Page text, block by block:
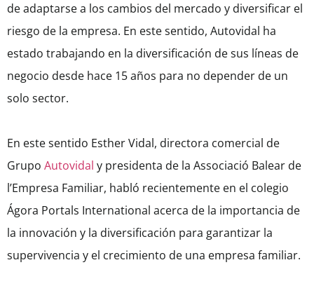
de adaptarse a los cambios del mercado y diversificar el
riesgo de la empresa. En este sentido, Autovidal ha
estado trabajando en la diversificación de sus líneas de
negocio desde hace 15 años para no depender de un
solo sector.
En este sentido Esther Vidal, directora comercial de
Grupo Autovidal y presidenta de la Associació Balear de
l’Empresa Familiar, habló recientemente en el colegio
Ágora Portals International acerca de la importancia de
la innovación y la diversificación para garantizar la
supervivencia y el crecimiento de una empresa familiar.